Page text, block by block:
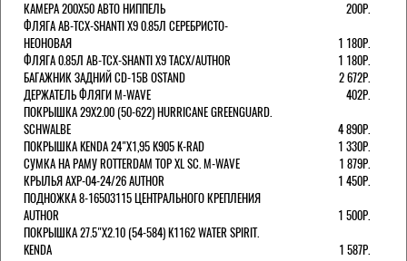
КАМЕРА 200Х50 АВТО НИППЕЛЬ
200Р.
ФЛЯГА AB-TCX-SHANTI X9 0.85Л СЕРЕБРИСТО-
НЕОНОВАЯ
1 180Р.
ФЛЯГА 0.85Л AB-TCX-SHANTI X9 TACX/AUTHOR
1 180Р.
БАГАЖНИК ЗАДНИЙ CD-15B OSTAND
2 672Р.
ДЕРЖАТЕЛЬ ФЛЯГИ M-WAVE
402Р.
ПОКРЫШКА 29X2.00 (50-622) HURRICANE GREENGUARD.
SCHWALBE
4 890Р.
ПОКРЫШКА KENDA 24"Х1,95 K905 K-RAD
1 330Р.
СУМКА НА РАМУ ROTTERDAM TOP XL SC. M-WAVE
1 879Р.
КРЫЛЬЯ AXP-04-24/26 AUTHOR
1 450Р.
ПОДНОЖКА 8-16503115 ЦЕНТРАЛЬНОГО КРЕПЛЕНИЯ
AUTHOR
1 500Р.
ПОКРЫШКА 27.5"Х2.10 (54-584) K1162 WATER SPIRIT.
KENDA
1 587Р.